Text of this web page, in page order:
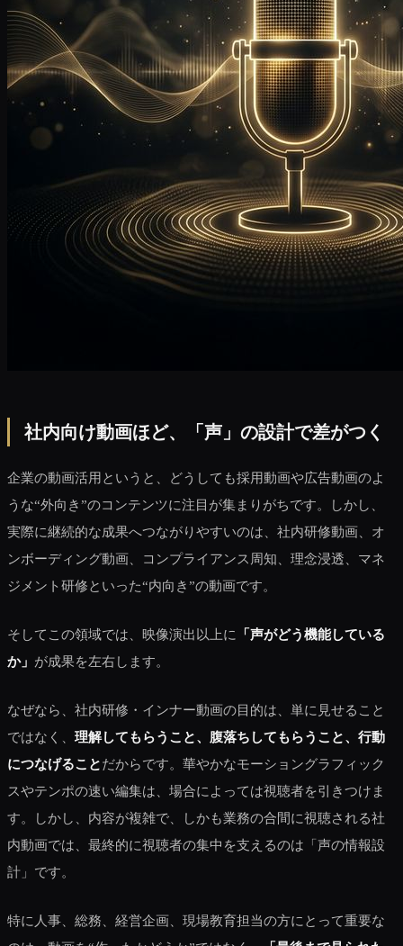
社内向け動画ほど、「声」の設計で差がつく
企業の動画活用というと、どうしても採用動画や広告動画のよ
うな“外向き”のコンテンツに注目が集まりがちです。しかし、
実際に継続的な成果へつながりやすいのは、社内研修動画、オ
ンボーディング動画、コンプライアンス周知、理念浸透、マネ
ジメント研修といった“内向き”の動画です。
そしてこの領域では、映像演出以上に
「声がどう機能している
か」 が成果を左右します。
なぜなら、社内研修・インナー動画の目的は、単に見せること
ではなく、 理解してもらうこと、腹落ちしてもらうこと、行動
につなげることだからです。華やかなモーショングラフィック
スやテンポの速い編集は、場合によっては視聴者を引きつけま
す。しかし、内容が複雑で、しかも業務の合間に視聴される社
内動画では、最終的に視聴者の集中を支えるのは「声の情報設
計」です。
特に人事、総務、経営企画、現場教育担当の方にとって重要な